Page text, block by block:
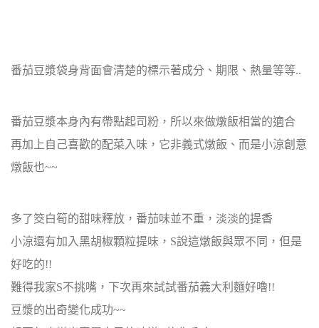
番茄豆漿袋身背面會清楚的標示著成分、期限、熱量等等..
番茄豆漿本身內有帶點起司粉，所以來做燉飯相當的適合
再加上自己喜歡的配菜入味，它非義式燉飯、而是小涼創意
燉飯也~~
多了筊白筍的甜味釋放，番茄味並不重，淡淡的提香
小涼還有加入黑胡椒顆粒提味，S說這燉飯與眾不同，但是
好吃的!!
難得我家S不挑嘴，下次再來試試番茄義大利麵好嚕!!
豆漿的出奇變化成功~~